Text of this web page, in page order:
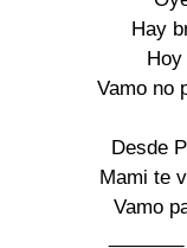
Hay
Vamo no
Desde
Mami te
Vamo